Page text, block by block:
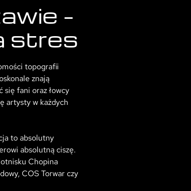
–
stres
topografii
znają
się fani oraz łowcy
artysty w każdych
to absolutny
absolutną ciszę.
Chopina
COS Torwar czy